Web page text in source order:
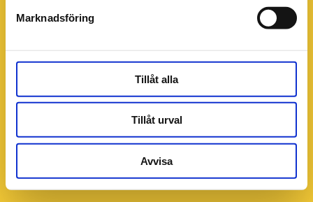
Marknadsföring
Tillåt alla
Tillåt urval
Avvisa